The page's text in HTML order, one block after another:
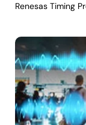
Renesas Timing